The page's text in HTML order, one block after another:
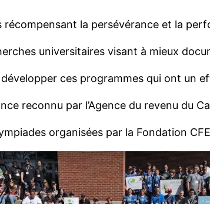
la persévérance et la
universitaires visant à mieux
ces programmes qui ont un
reconnu par l’Agence du revenu du
organisées par la Fondation